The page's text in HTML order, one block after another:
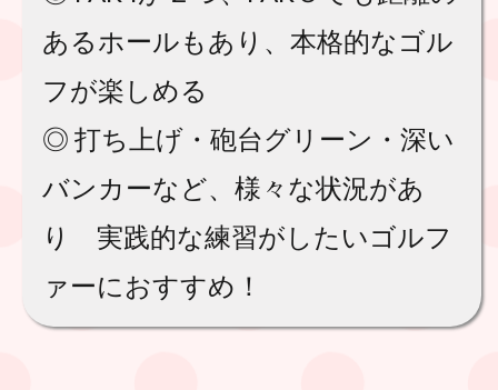
あるホールもあり、本格的なゴル
フが楽しめる
◎ 打ち上げ・砲台グリーン・深い
バンカーなど、様々な状況があ
り 実践的な練習がしたいゴルフ
ァーにおすすめ！